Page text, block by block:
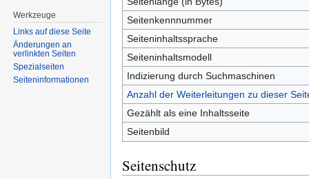
Seitenkennnummer
Seiteninhaltssprache
Seiteninhaltsmodell
Indizierung durch Suchmaschinen
Anzahl der Weiterleitungen zu dieser
Gezählt als eine Inhaltsseite
Seitenbild
Seitenschutz
Werkzeuge
Links auf diese Seite
Änderungen an
verlinkten Seiten
Spezialseiten
Seiten­informationen